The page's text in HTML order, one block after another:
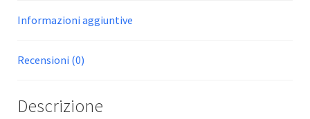
Informazioni aggiuntive
Recensioni (0)
Descrizione